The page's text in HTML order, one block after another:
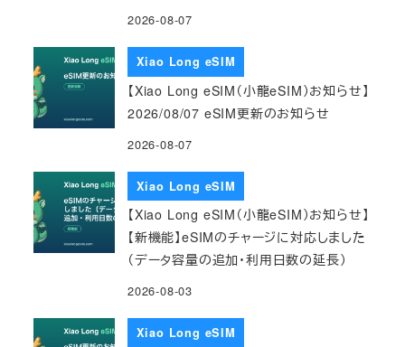
2026-08-07
Xiao Long eSIM
【Xiao Long eSIM（小龍eSIM）お知らせ】
2026/08/07 eSIM更新のお知らせ
2026-08-07
Xiao Long eSIM
【Xiao Long eSIM（小龍eSIM）お知らせ】
【新機能】eSIMのチャージに対応しました
（データ容量の追加・利用日数の延長）
2026-08-03
Xiao Long eSIM